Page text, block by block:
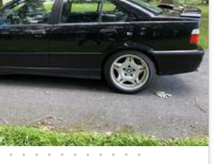
• • • • • • • • • • •